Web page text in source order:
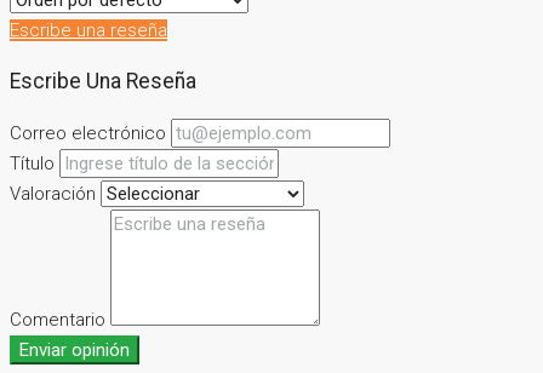
Escribe una reseña
Escribe Una Reseña
Correo electrónico
Título
Valoración
Comentario
Enviar opinión